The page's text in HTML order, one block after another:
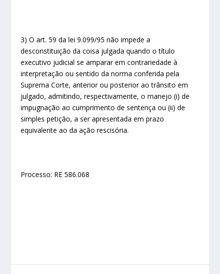
3) O art. 59 da lei 9.099/95 não impede a
desconstituição da coisa julgada quando o título
executivo judicial se amparar em contrariedade à
interpretação ou sentido da norma conferida pela
Suprema Corte, anterior ou posterior ao trânsito em
julgado, admitindo, respectivamente, o manejo (i) de
impugnação ao cumprimento de sentença ou (ii) de
simples petição, a ser apresentada em prazo
equivalente ao da ação rescisória.
Processo: RE 586.068